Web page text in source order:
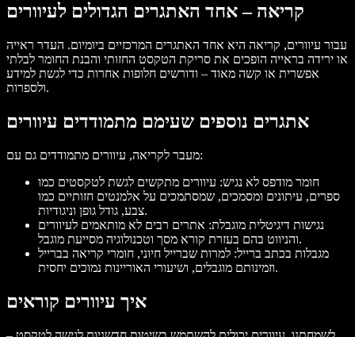
קריאה – אחד האתגרים הגדולים לעיוורים
עבור עיוורים, קריאה היא אחד האתגרים המרכזיים ביומיום. העדר ראייה
או ירידה בראייה הופכים את סריקת הטקסט החזותי והבנת החומר לבלתי
אפשרית או קשה מאוד – ודורשים חלופות אחרות כדי לגשת למידע
ולספרות.
אתגרים נוספים שעימם מתמודדים עיוורים
מעבר לקריאה, עיוורים מתמודדים גם עם:
חומר מודפס לא נגיש: עיוורים מתקשים לגשת לטקסטים כמו
ספרים, עיתונים ומסמכים, שמסתמכים על אלמנטים חזותיים כמו
צבע, גודל גופן וניגודיות.
נגישות דיגיטלית מוגבלת: אתרים רבים לא מותאמים לעיוורים
והניווט בהם בעזרת קורא מסך וטכנולוגיה מסייעת מוגבל.
מגבלות בכתב ברייל: למרות שברייל חיוני, חומרי קריאה בברייל
וזמינותם מוגבלים, ושיעורי האוריינות נמוכים יחסית.
איך עיוורים קוראים